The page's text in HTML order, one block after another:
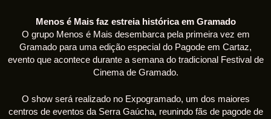
Menos é Mais faz estreia histórica em Gramado
O grupo Menos é Mais desembarca pela primeira vez em
Gramado para uma edição especial do Pagode em Cartaz,
evento que acontece durante a semana do tradicional Festival de
Cinema de Gramado.
O show será realizado no Expogramado, um dos maiores
centros de eventos da Serra Gaúcha, reunindo fãs de pagode de